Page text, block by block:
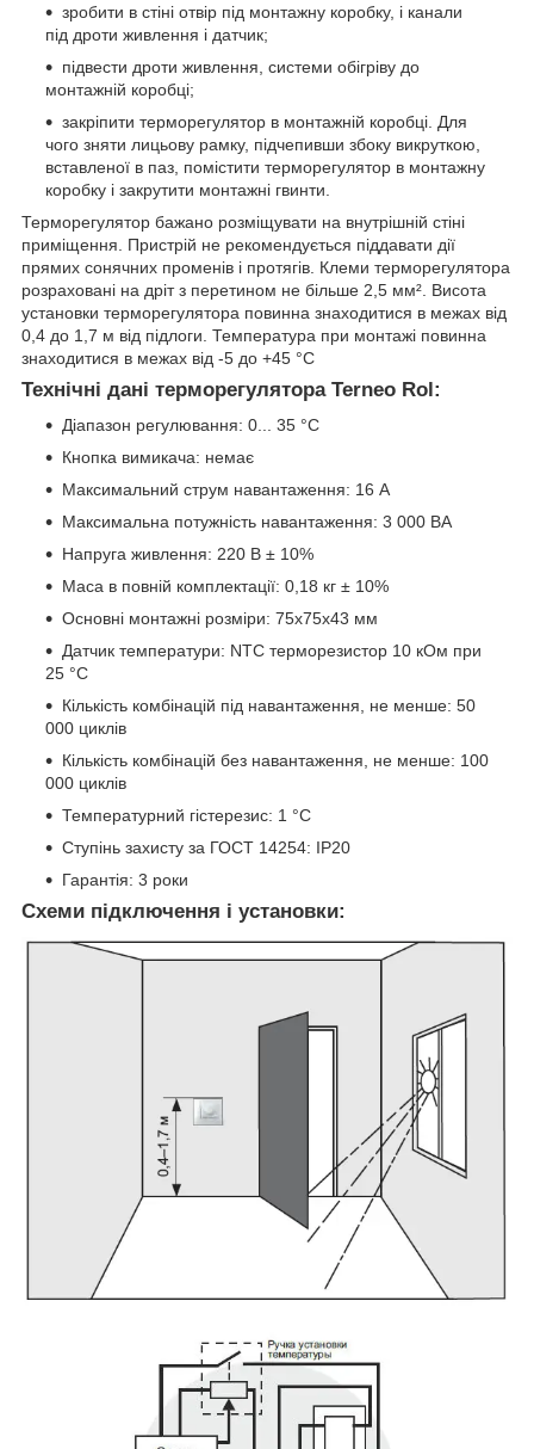
зробити в стіні отвір під монтажну коробку, і канали
під дроти живлення і датчик;
підвести дроти живлення, системи обігріву до
монтажній коробці;
закріпити терморегулятор в монтажній коробці. Для
чого зняти лицьову рамку, підчепивши збоку викруткою,
вставленої в паз, помістити терморегулятор в монтажну
коробку і закрутити монтажні гвинти.
Терморегулятор бажано розміщувати на внутрішній стіні
приміщення. Пристрій не рекомендується піддавати дії
прямих сонячних променів і протягів. Клеми терморегулятора
розраховані на дріт з перетином не більше 2,5 мм². Висота
установки терморегулятора повинна знаходитися в межах від
0,4 до 1,7 м від підлоги. Температура при монтажі повинна
знаходитися в межах від -5 до +45 °С
Технічні дані терморегулятора Terneo Rol:
Діапазон регулювання: 0... 35 °C
Кнопка вимикача: немає
Максимальний струм навантаження: 16 А
Максимальна потужність навантаження: 3 000 ВА
Напруга живлення: 220 В ± 10%
Маса в повній комплектації: 0,18 кг ± 10%
Основні монтажні розміри: 75х75х43 мм
Датчик температури: NTC терморезистор 10 кОм при
25 °С
Кількість комбінацій під навантаження, не менше: 50
000 циклів
Кількість комбінацій без навантаження, не менше: 100
000 циклів
Температурний гістерезис: 1 °C
Ступінь захисту за ГОСТ 14254: IP20
Гарантія: 3 роки
Схеми підключення і установки: